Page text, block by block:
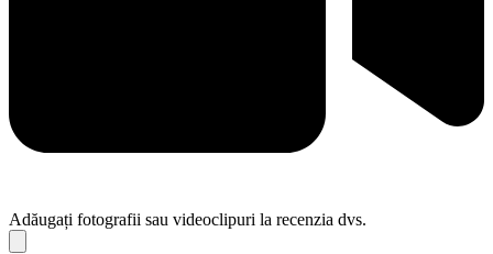
Adăugați fotografii sau videoclipuri la recenzia dvs.